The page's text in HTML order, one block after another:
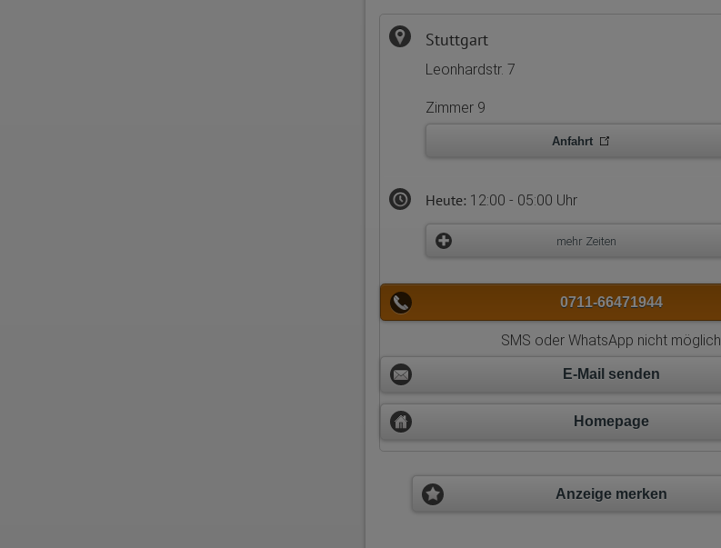
Stuttgart
Leonhardstr. 7
Zimmer 9
Anfahrt
Heute: 12:00 - 05:00 Uhr
mehr Zeiten
0711-66471944
SMS oder WhatsApp nicht möglich
E-Mail senden
Homepage
Anzeige merken